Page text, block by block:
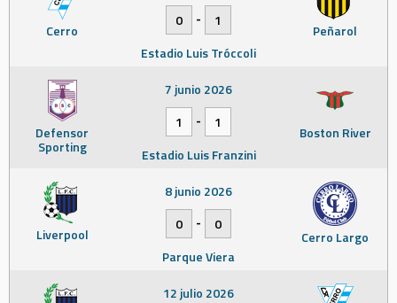
Cerro Peñarol
0
-
1
Estadio Luis Tróccoli
Defensor
Sporting
Boston River
7 junio 2026
1
-
1
Estadio Luis Franzini
Liverpool Cerro Largo
8 junio 2026
0
-
0
Parque Viera
12 julio 2026